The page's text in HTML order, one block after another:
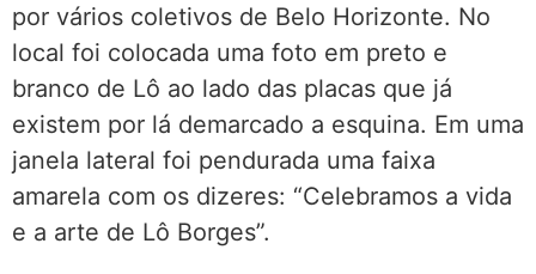
por vários coletivos de Belo Horizonte. No
local foi colocada uma foto em preto e
branco de Lô ao lado das placas que já
existem por lá demarcado a esquina. Em uma
janela lateral foi pendurada uma faixa
amarela com os dizeres: “Celebramos a vida
e a arte de Lô Borges”.